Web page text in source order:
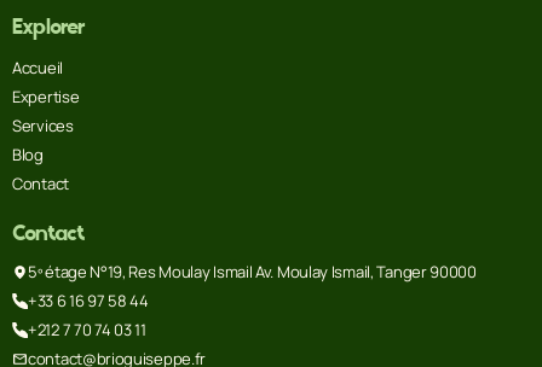
Explorer
Accueil
Expertise
Services
Blog
Contact
Contact
5º étage N°19, Res Moulay Ismail Av. Moulay Ismail, Tanger 90000
+33 6 16 97 58 44
+212 7 70 74 03 11
contact@brioguiseppe.fr